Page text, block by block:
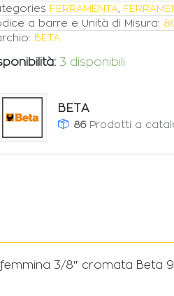
FERRAMENTA
a barre e Unità di Misura:
BETA
3 disponibili
BETA
86 Prodotti a
3/8″ cromata Beta